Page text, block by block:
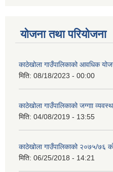
योजना तथा परियोजना
काठेखोला गाउँपालिकाको आवधिक
मिति: 08/18/2023 - 00:00
काठेखोला गाउँपालिकाको जग्गाा
मिति: 04/08/2019 - 13:55
काठेखोला गाउँपालिकाको २०७५/७६
मिति: 06/25/2018 - 14:21